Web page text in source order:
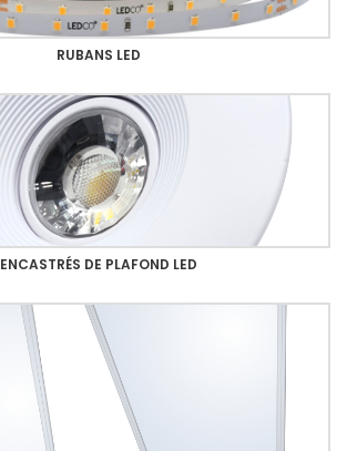
RUBANS LED
ENCASTRÉS DE PLAFOND LED